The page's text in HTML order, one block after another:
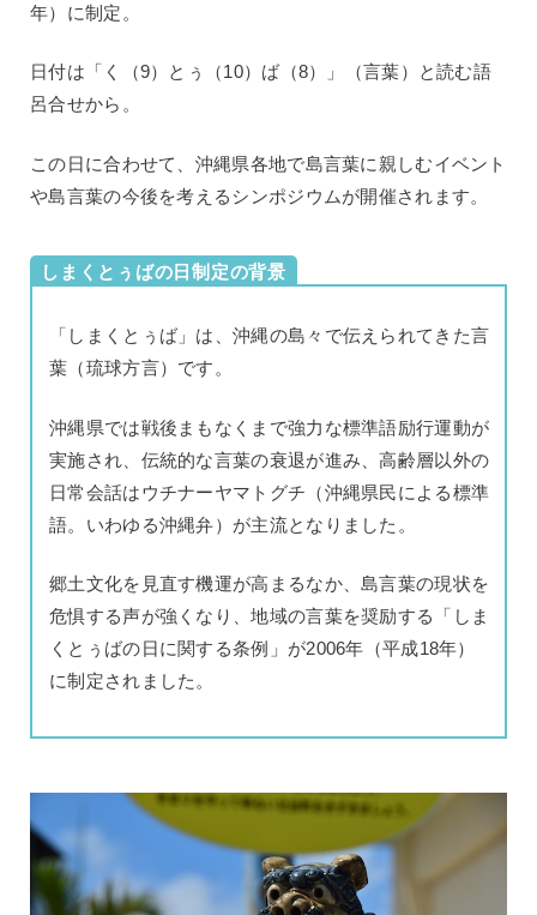
年）に制定。
日付は「く（9）とぅ（10）ば（8）」（言葉）と読む語
呂合せから。
この日に合わせて、沖縄県各地で島言葉に親しむイベント
や島言葉の今後を考えるシンポジウムが開催されます。
しまくとぅばの日制定の背景
「しまくとぅば」は、沖縄の島々で伝えられてきた言
葉（琉球方言）です。
沖縄県では戦後まもなくまで強力な標準語励行運動が
実施され、伝統的な言葉の衰退が進み、高齢層以外の
日常会話はウチナーヤマトグチ（沖縄県民による標準
語。いわゆる沖縄弁）が主流となりました。
郷土文化を見直す機運が高まるなか、島言葉の現状を
危惧する声が強くなり、地域の言葉を奨励する「しま
くとぅばの日に関する条例」が2006年（平成18年）
に制定されました。